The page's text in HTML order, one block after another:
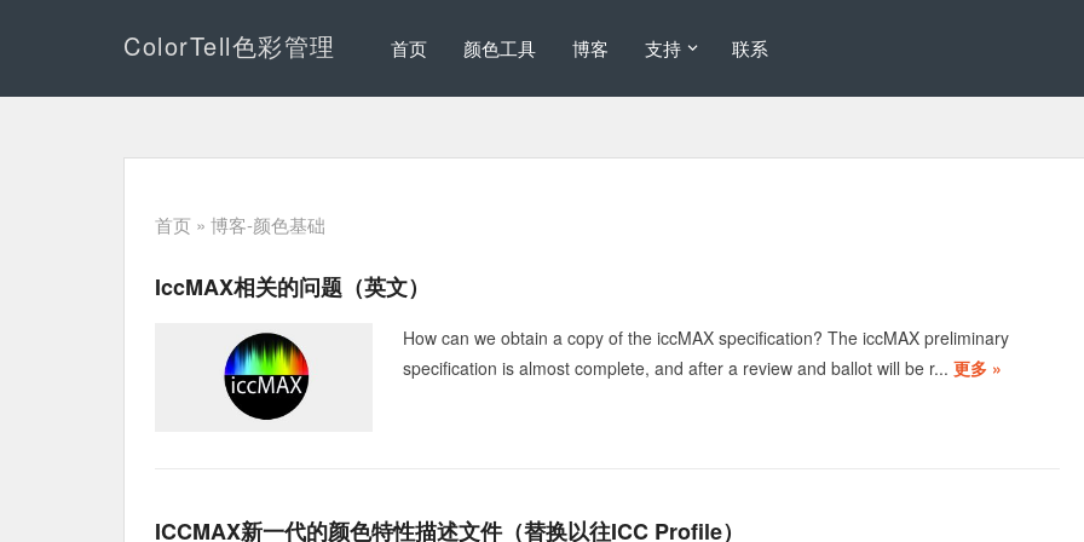
ColorTell色彩管理 首页 颜色工具 博客 支持 联系
首页 » 博客-颜色基础
IccMAX相关的问题（英文）
How can we obtain a copy of the iccMAX specification? The iccMAX preliminary
specification is almost complete, and after a review and ballot will be r... 更多 »
ICCMAX新一代的颜色特性描述文件（替换以往ICC Profile）